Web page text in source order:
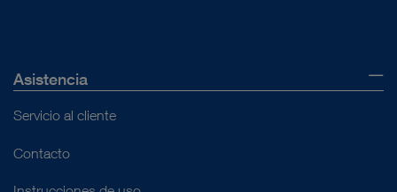
Asistencia
Servicio al cliente
Contacto